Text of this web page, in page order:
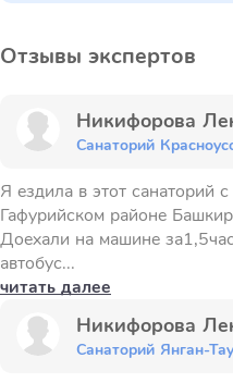
Отзывы экспертов
Никифорова
Санаторий
Я ездила в этот санаторий
Гафурийском районе
Доехали на машине
автобус...
читать далее
Никифорова
Санаторий Янган-Тау